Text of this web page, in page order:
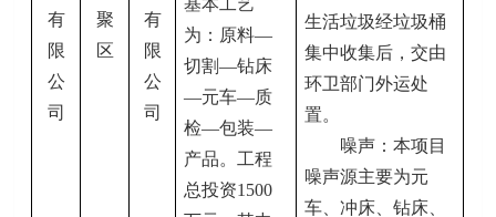
有
限
公
司
聚
区
有
限
公
司
基本工艺
为：原料—
切割—钻床
—元车—质
检—包装—
产品。工程
总投资1500
生活垃圾经垃圾桶
集中收集后，交由
环卫部门外运处
置。
噪声：本项目
噪声源主要为元
车、冲床、钻床、